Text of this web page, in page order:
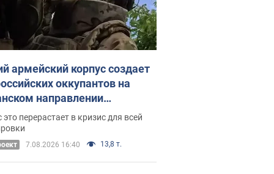
армейский корпус создает
оккупантов на
направлении
дискомфорт: как это
это перерастает в кризис для всей
7.08.2026 16:40 13,8 т.